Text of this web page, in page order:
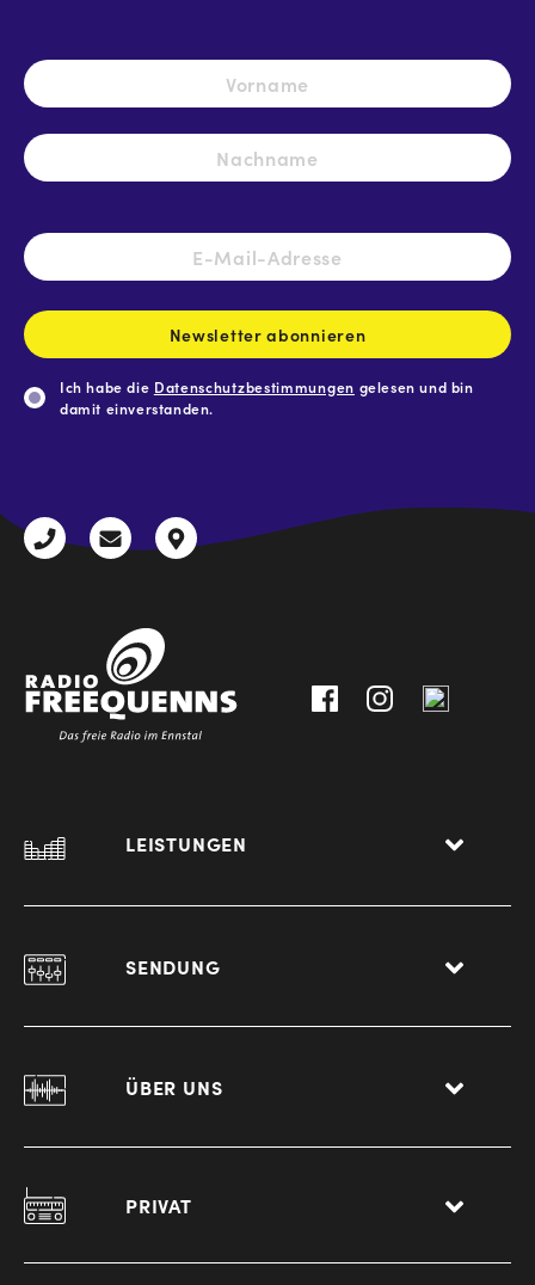
Name *
E-
Mail-
Newsletter abonnieren
Ich habe die Datenschutzbestimmungen gelesen und bin
damit einverstanden.
+43
radio@freequenns.at
Kulturhausstraße
LEISTUNGEN
SENDUNG
ÜBER UNS
PRIVAT